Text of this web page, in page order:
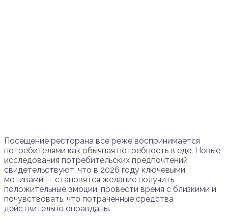
Посещение ресторана все реже воспринимается
потребителями как обычная потребность в еде. Новые
исследования потребительских предпочтений
свидетельствуют, что в 2026 году ключевыми
мотивами — становятся желание получить
положительные эмоции, провести время с близкими и
почувствовать, что потраченные средства
действительно оправданы.